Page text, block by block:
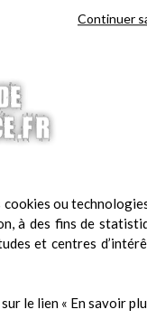
Continuer
ou
à des fins de
et centres
le lien « En savoir